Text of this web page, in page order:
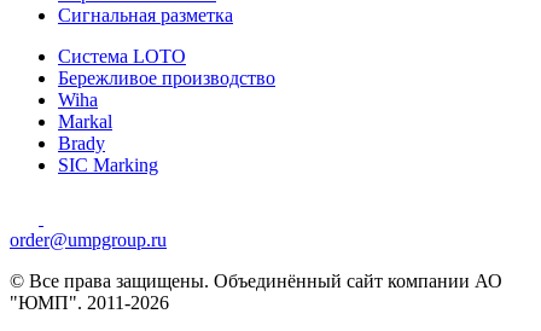
Сигнальная разметка
Система LOTO
Бережливое производство
Wiha
Markal
Brady
SIC Marking
order@umpgroup.ru
© Все права защищены. Объединённый сайт компании АО
"ЮМП". 2011-2026